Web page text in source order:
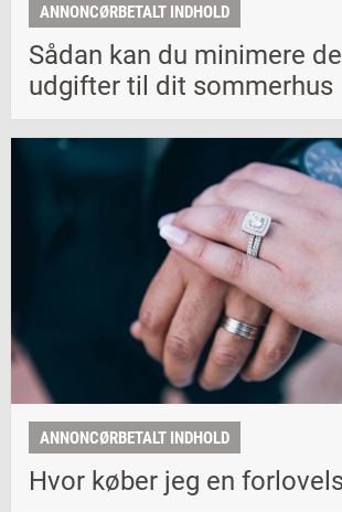
ANNONCØRBETALT INDHOLD
Sådan kan du minimere
udgifter til dit sommerhus
ANNONCØRBETALT INDHOLD
Hvor køber jeg en